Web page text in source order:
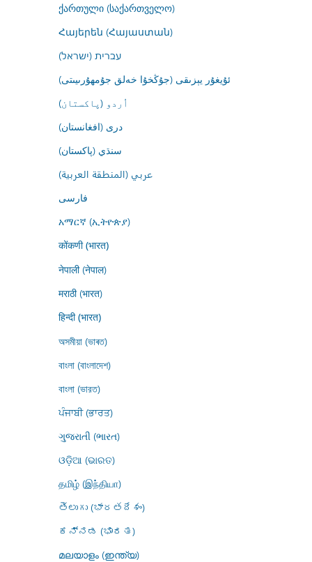
ქართული (საქართველო)
Հայերեն (Հայաստան)
עברית (ישראל)
ئۇيغۇر يېزىقى (جۇڭخۇا خەلق جۇمھۇرىيىتى)
اُردو (پاکستان)
درى (افغانستان)
سنڌي (پاکستان)
عربي (المنطقة العربية)
فارسى
አማርኛ (ኢትዮጵያ)
कोंकणी (भारत)
नेपाली (नेपाल)
मराठी (भारत)
हिन्दी (भारत)
অসমীয়া (ভাৰত)
বাংলা (বাংলাদেশ)
বাংলা (ভারত)
ਪੰਜਾਬੀ (ਭਾਰਤ)
ગુજરાતી (ભારત)
ଓଡ଼ିଆ (ଭାରତ)
தமிழ் (இந்தியா)
తెలుగు (భారతదేశం)
ಕನ್ನಡ (ಭಾರತ)
മലയാളം (ഇന്ത്യ)